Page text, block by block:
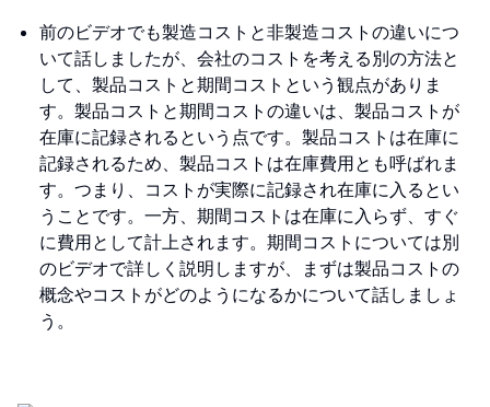
前のビデオでも製造コストと非製造コストの違いにつ
いて話しましたが、会社のコストを考える別の方法と
して、製品コストと期間コストという観点がありま
す。製品コストと期間コストの違いは、製品コストが
在庫に記録されるという点です。製品コストは在庫に
記録されるため、製品コストは在庫費用とも呼ばれま
す。つまり、コストが実際に記録され在庫に入るとい
うことです。一方、期間コストは在庫に入らず、すぐ
に費用として計上されます。期間コストについては別
のビデオで詳しく説明しますが、まずは製品コストの
概念やコストがどのようになるかについて話しましょ
う。